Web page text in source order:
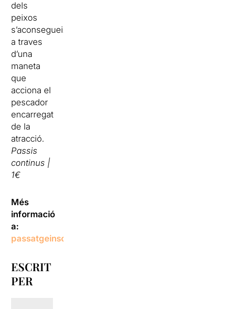
dels
peixos
s’aconsegueix
a traves
d’una
maneta
que
acciona el
pescador
encarregat
de la
atracció.
Passis
continus |
1€
Més
informació
a:
passatgeinsolit.org
ESCRIT
PER